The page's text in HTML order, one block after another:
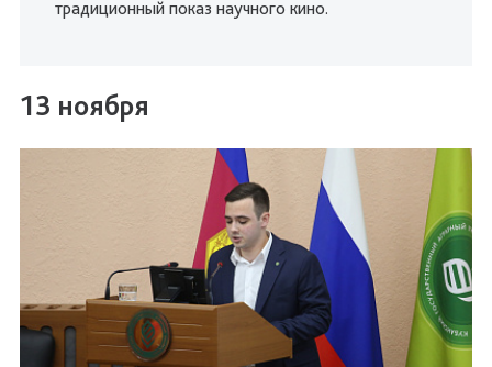
традиционный показ научного кино.
13 ноября